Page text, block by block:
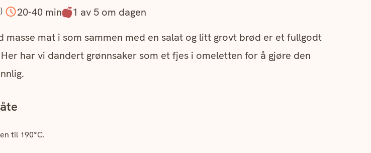
) 20-40 min
1 av 5 om dagen
masse mat i som sammen med en salat og litt grovt brød er et fullgodt
har vi dandert grønnsaker som et fjes i omeletten for å gjøre den
til 190°C.